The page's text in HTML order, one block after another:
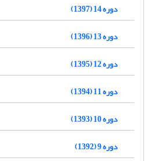
دوره 14 (1397)
دوره 13 (1396)
دوره 12 (1395)
دوره 11 (1394)
دوره 10 (1393)
دوره 9 (1392)